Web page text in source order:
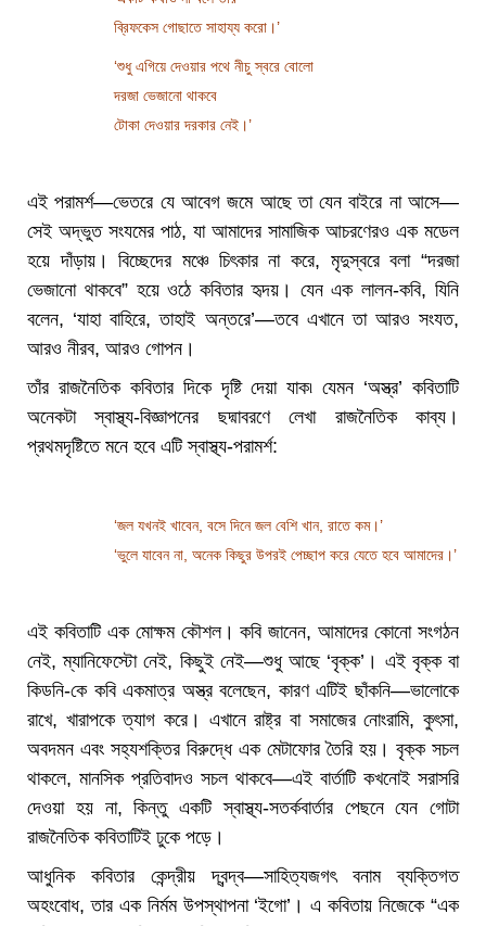
ব্রিফকেস গোছাতে সাহায্য করো।’
‘শুধু এগিয়ে দেওয়ার পথে নীচু স্বরে বোলো
দরজা ভেজানো থাকবে
টোকা দেওয়ার দরকার নেই।’
এই পরামর্শ—ভেতরে যে আবেগ জমে আছে তা যেন বাইরে না আসে—
সেই অদ্ভুত সংযমের পাঠ, যা আমাদের সামাজিক আচরণেরও এক মডেল
হয়ে দাঁড়ায়। বিচ্ছেদের মঞ্চে চিৎকার না করে, মৃদুস্বরে বলা “দরজা
ভেজানো থাকবে” হয়ে ওঠে কবিতার হৃদয়। যেন এক লালন-কবি, যিনি
বলেন, ‘যাহা বাহিরে, তাহাই অন্তরে’—তবে এখানে তা আরও সংযত,
আরও নীরব, আরও গোপন।
তাঁর রাজনৈতিক কবিতার দিকে দৃষ্টি দেয়া যাক৷ যেমন ‘অস্ত্র’ কবিতাটি
অনেকটা স্বাস্থ্য-বিজ্ঞাপনের ছদ্মাবরণে লেখা রাজনৈতিক কাব্য।
প্রথমদৃষ্টিতে মনে হবে এটি স্বাস্থ্য-পরামর্শ:
‘জল যখনই খাবেন, বসে দিনে জল বেশি খান, রাতে কম।’
‘ভুলে যাবেন না, অনেক কিছুর উপরই পেচ্ছাপ করে যেতে হবে আমাদের।’
এই কবিতাটি এক মোক্ষম কৌশল। কবি জানেন, আমাদের কোনো সংগঠন
নেই, ম্যানিফেস্টো নেই, কিছুই নেই—শুধু আছে ‘বৃক্ক’। এই বৃক্ক বা
কিডনি-কে কবি একমাত্র অস্ত্র বলেছেন, কারণ এটিই ছাঁকনি—ভালোকে
রাখে, খারাপকে ত্যাগ করে। এখানে রাষ্ট্র বা সমাজের নোংরামি, কুৎসা,
অবদমন এবং সহ্যশক্তির বিরুদ্ধে এক মেটাফোর তৈরি হয়। বৃক্ক সচল
থাকলে, মানসিক প্রতিবাদও সচল থাকবে—এই বার্তাটি কখনোই সরাসরি
দেওয়া হয় না, কিন্তু একটি স্বাস্থ্য-সতর্কবার্তার পেছনে যেন গোটা
রাজনৈতিক কবিতাটিই ঢুকে পড়ে।
আধুনিক কবিতার কেন্দ্রীয় দ্বন্দ্ব—সাহিত্যজগৎ বনাম ব্যক্তিগত
অহংবোধ, তার এক নির্মম উপস্থাপনা ‘ইগো’। এ কবিতায় নিজেকে “এক